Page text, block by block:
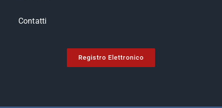
Contatti
Registro Elettronico